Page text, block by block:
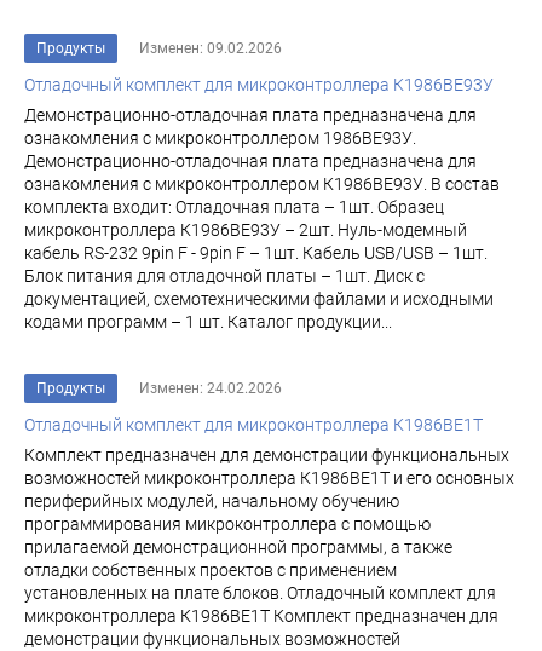
Продукты Изменен: 09.02.2026
Отладочный комплект для микроконтроллера К1986ВЕ93У
Демонстрационно-отладочная плата предназначена для
ознакомления с микроконтроллером 1986ВЕ93У.
Демонстрационно-отладочная плата предназначена для
ознакомления с микроконтроллером К1986ВЕ93У. В состав
комплекта входит: Отладочная плата – 1шт. Образец
микроконтроллера К1986ВЕ93У – 2шт. Нуль-модемный
кабель RS-232 9pin F - 9pin F – 1шт. Кабель USB/USB – 1шт.
Блок питания для отладочной платы – 1шт. Диск с
документацией, схемотехническими файлами и исходными
кодами программ – 1 шт. Каталог продукции...
Продукты Изменен: 24.02.2026
Отладочный комплект для микроконтроллера К1986ВЕ1Т
Комплект предназначен для демонстрации функциональных
возможностей микроконтроллера К1986ВЕ1Т и его основных
периферийных модулей, начальному обучению
программирования микроконтроллера с помощью
прилагаемой демонстрационной программы, а также
отладки собственных проектов с применением
установленных на плате блоков. Отладочный комплект для
микроконтроллера К1986ВЕ1Т Комплект предназначен для
демонстрации функциональных возможностей